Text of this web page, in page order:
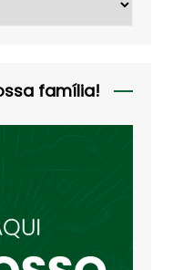
família!